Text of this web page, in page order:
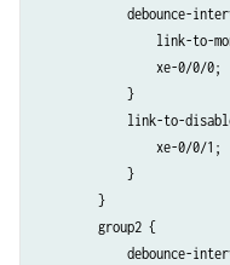
debounce-
link-to-
                xe-0/0/0;
            }
link-to-
                xe-0/0/1;
            }
        }
        group2 {
debounce-